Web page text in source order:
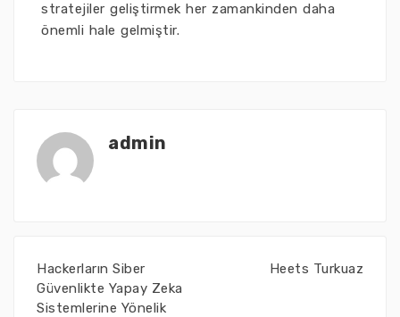
stratejiler geliştirmek her zamankinden daha
önemli hale gelmiştir.
admin
Hackerların Siber
Güvenlikte Yapay Zeka
Sistemlerine Yönelik
Heets Turkuaz